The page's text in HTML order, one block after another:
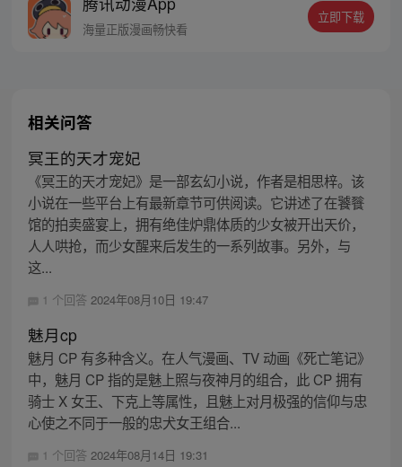
楚暮幸运地和一只变异月光狐魂宠签订了契
约，取名莫邪。 楚暮将以魇魔岛为起点，谱
海量正版漫画畅快看
立即下载
相关问答
冥王的天才宠妃
《冥王的天才宠妃》是一部玄幻小说，作者是相思梓。该
小说在一些平台上有最新章节可供阅读。它讲述了在饕餮
馆的拍卖盛宴上，拥有绝佳炉鼎体质的少女被开出天价，
人人哄抢，而少女醒来后发生的一系列故事。另外，与
这...
1 个回答 2024年08月10日 19:47
魅月cp
魅月 CP 有多种含义。在人气漫画、TV 动画《死亡笔记》
中，魅月 CP 指的是魅上照与夜神月的组合，此 CP 拥有
骑士 X 女王、下克上等属性，且魅上对月极强的信仰与忠
心使之不同于一般的忠犬女王组合...
1 个回答 2024年08月14日 19:31